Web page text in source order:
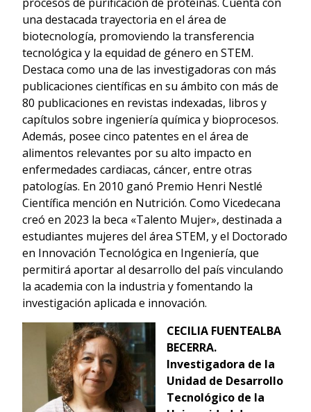
una destacada trayectoria en el área de
biotecnología, promoviendo la transferencia
tecnológica y la equidad de género en STEM.
Destaca como una de las investigadoras con más
publicaciones científicas en su ámbito con más de
80 publicaciones en revistas indexadas, libros y
capítulos sobre ingeniería química y bioprocesos.
Además, posee cinco patentes en el área de
alimentos relevantes por su alto impacto en
enfermedades cardiacas, cáncer, entre otras
patologías. En 2010 ganó Premio Henri Nestlé
Científica mención en Nutrición. Como Vicedecana
creó en 2023 la beca «Talento Mujer», destinada a
estudiantes mujeres del área STEM, y el Doctorado
en Innovación Tecnológica en Ingeniería, que
permitirá aportar al desarrollo del país vinculando
la academia con la industria y fomentando la
investigación aplicada e innovación.
CECILIA FUENTEALBA
BECERRA.
Investigadora de la
Unidad de Desarrollo
Tecnológico de la